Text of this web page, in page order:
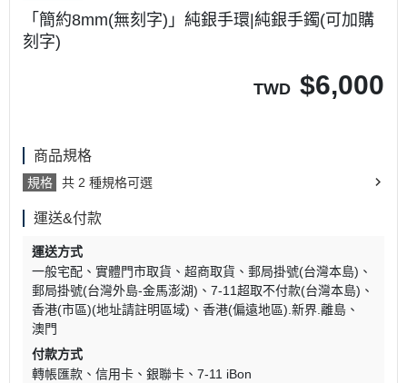
「簡約8mm(無刻字)」純銀手環|純銀手鐲(可加購
刻字)
TWD $6,000
商品規格
規格 共 2 種規格可選
運送&付款
運送方式
一般宅配
實體門市取貨 超商取貨
郵局掛號(台灣本島)
郵局掛號(台灣外島-金馬澎湖)
7-11超取不付款(台灣本島)
香港(市區)(地址請註明區域)
香港(偏遠地區).新界.離島
澳門
付款方式
轉帳匯款
信用卡 銀聯卡 7-11 iBon